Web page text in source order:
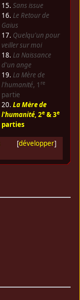
15. Sans issue
16. Le Retour de
Gaius
17. Quelqu'un pour
veiller sur moi
18. La Naissance
d'un ange
19. La Mère de
l'humanité, 1 re
partie
20. La Mère de
l'humanité, 2e& 3e
parties
[développer]